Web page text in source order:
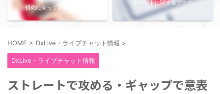
初めに知っておきたい情報
チャットに関するブログ
HOME > DxLive・ライブチャット情報 >
DxLive・ライブチャット情報
ストレートで攻める・ギャップで意表